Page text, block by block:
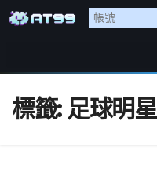
標籤: 足球明